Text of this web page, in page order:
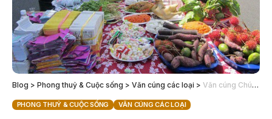
Blog > Phong thuỷ & Cuộc sống > Văn cúng các loại > Văn cúng Chúng Sinh & đốt quần áo Rằm Tháng 7 năm 2024
PHONG THUỶ & CUỘC SỐNG VĂN CÚNG CÁC LOẠI